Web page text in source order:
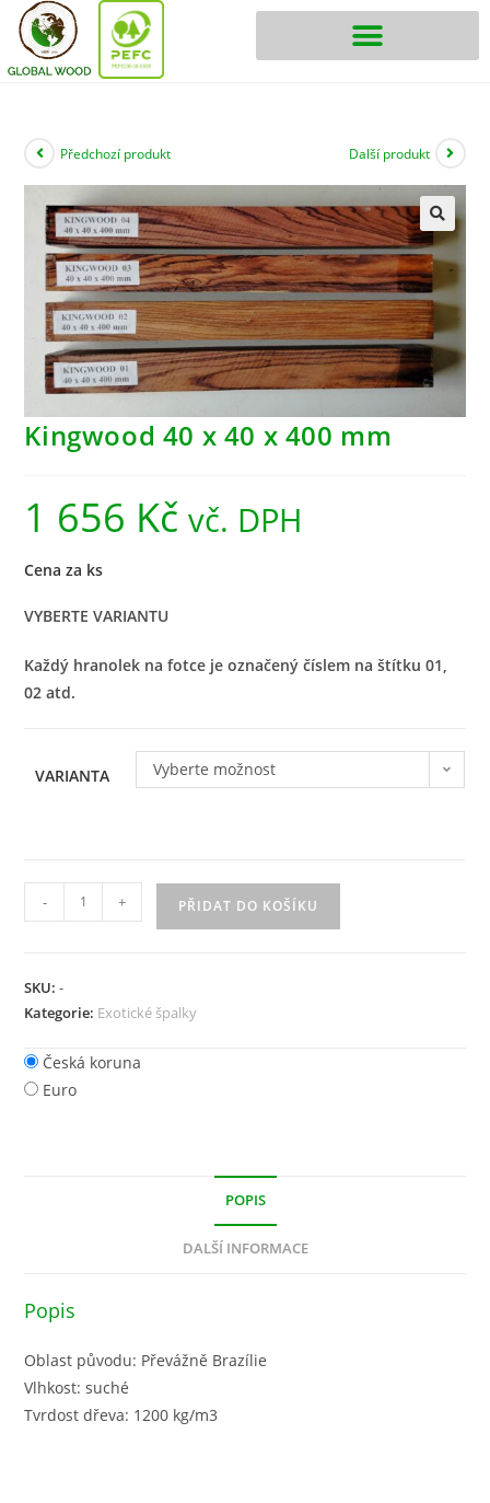
Předchozí produkt Další produkt
Kingwood 40 x 40 x 400 mm
1 656 Kč vč. DPH
Cena za ks
VYBERTE VARIANTU
Každý hranolek na fotce je označený číslem na štítku 01,
02 atd.
VARIANTA Vyberte možnost
- + PŘIDAT DO KOŠÍKU
SKU:-
Kategorie: Exotické špalky
Česká koruna
Euro
POPIS
DALŠÍ INFORMACE
Popis
Oblast původu: Převážně Brazílie
Vlhkost: suché
Tvrdost dřeva: 1200 kg/m3